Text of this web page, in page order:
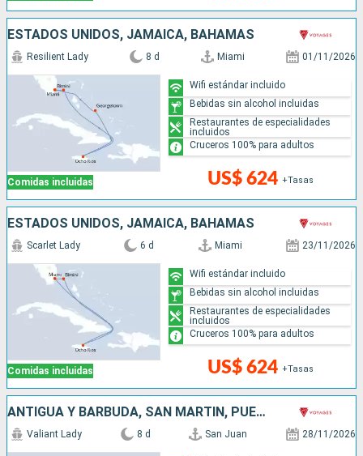
ESTADOS UNIDOS, JAMAICA, BAHAMAS
Comidas incluidas
Resilient Lady 8 d Miami 01/11/2026
US$ 624 +Tasas
Wifi estándar incluido
Bebidas sin alcohol incluidas
Restaurantes de especialidades
incluidos
Cruceros 100% para adultos
ESTADOS UNIDOS, JAMAICA, BAHAMAS
Comidas incluidas
Scarlet Lady 6 d Miami 23/11/2026
US$ 624 +Tasas
Wifi estándar incluido
Bebidas sin alcohol incluidas
Restaurantes de especialidades
incluidos
Cruceros 100% para adultos
ANTIGUA Y BARBUDA, SAN MARTÍN, PUERTO RICO
Valiant Lady 8 d San Juan 28/11/2026